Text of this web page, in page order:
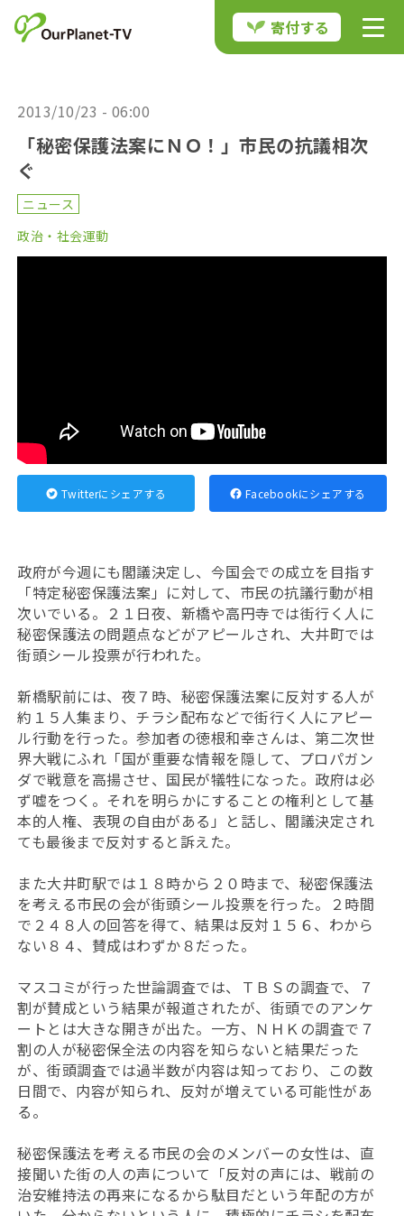
寄付する
2013/10/23 - 06:00
「秘密保護法案にＮＯ！」市民の抗議相次
ぐ
ニュース
政治・社会運動
Twitterにシェアする Facebookにシェアする
政府が今週にも閣議決定し、今国会での成立を目指す
「特定秘密保護法案」に対して、市民の抗議行動が相
次いでいる。２１日夜、新橋や高円寺では街行く人に
秘密保護法の問題点などがアピールされ、大井町では
街頭シール投票が行われた。
新橋駅前には、夜７時、秘密保護法案に反対する人が
約１５人集まり、チラシ配布などで街行く人にアピー
ル行動を行った。参加者の徳根和幸さんは、第二次世
界大戦にふれ「国が重要な情報を隠して、プロパガン
ダで戦意を高揚させ、国民が犠牲になった。政府は必
ず嘘をつく。それを明らかにすることの権利として基
本的人権、表現の自由がある」と話し、閣議決定され
ても最後まで反対すると訴えた。
また大井町駅では１８時から２０時まで、秘密保護法
を考える市民の会が街頭シール投票を行った。２時間
で２４８人の回答を得て、結果は反対１５６、わから
ない８４、賛成はわずか８だった。
マスコミが行った世論調査では、ＴＢＳの調査で、７
割が賛成という結果が報道されたが、街頭でのアンケ
ートとは大きな開きが出た。一方、ＮＨＫの調査で７
割の人が秘密保全法の内容を知らないと結果だった
が、街頭調査では過半数が内容は知っており、この数
日間で、内容が知られ、反対が増えている可能性があ
る。
秘密保護法を考える市民の会のメンバーの女性は、直
接聞いた街の人の声について「反対の声には、戦前の
治安維持法の再来になるから駄目だという年配の方が